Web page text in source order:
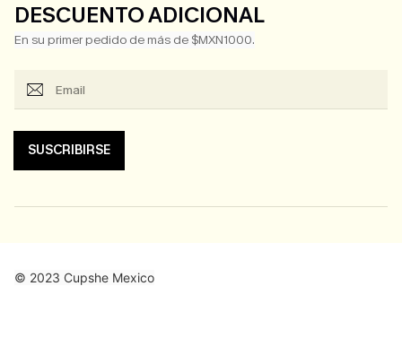
DESCUENTO ADICIONAL
En su primer pedido de más de $MXN1000.
SUSCRIBIRSE
© 2023 Cupshe Mexico